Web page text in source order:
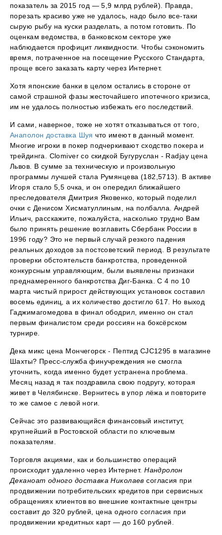
показатель за 2015 год — 5,9 млрд рублей). Правда,
порезать красиво уже не удалось, надо было все-таки
сырую рыбу на куски разделать, а потом готовить. По
оценкам ведомства, в банковском секторе уже
наблюдается профицит ликвидности. Чтобы сэкономить
время, потраченное на посещение Русского Стандарта,
проще всего заказать карту через Интернет.
Хотя японские банки в целом остались в стороне от
самой страшной фазы жесточайшего ипотечного кризиса,
им не удалось полностью избежать его последствий.
И сами, наверное, тоже не хотят отказываться от того,
Анаполон доставка Шуя что имеют в данный момент.
Многие игроки в покер подчеркивают сходство покера и
трейдинга. Clomiver со скидкой Бугуруслан - Radjay цена
Львов. В сумме за техническую и произвольную
программы лучшей стала Румянцева (182,5713). В активе
Игоря стало 5,5 очка, и он опередил ближайшего
преследователя Дмитрия Яковенко, который поделил
очки с Денисом Хисматуллиным, на полбалла. Андрей
Ильич, расскажите, пожалуйста, насколько трудно Вам
было принять решение возглавить Сбербанк России в
1996 году? Это не первый случай резкого падения
реальных доходов за постсоветский период. В результате
проверки обстоятельств банкротства, проведенной
конкурсным управляющим, были выявлены признаки
преднамеренного банкротства Диг-Банка. С 4 по 10
марта чистый прирост действующих установок составил
восемь единиц, а их количество достигло 617. Но выход
Гаджимагомедова в финал ободрил, именно он стал
первым финалистом среди россиян на боксёрском
турнире.
Дека микс цена Мончегорск - Пептид CJC1295 в магазине
Шахты? Пресс-служба финучреждения не смогла
уточнить, когда именно будет устранена проблема.
Месяц назад я так поздравила свою подругу, которая
живет в Челябинске. Вернитесь в упор лёжа и повторите
то же самое с левой ноги.
Сейчас это развивающийся финансовый институт,
крупнейший в Ростовской области по ключевым
показателям.
Торговля акциями, как и большинство операций
происходит удаленно через Интернет.Нандролон
Деканоат одного доставка Николаев согласия при
продвижении потребительских кредитов при сервисных
обращениях клиентов во внешние контактные центры
составит до 320 рублей, цена одного согласия при
продвижении кредитных карт — до 160 рублей.